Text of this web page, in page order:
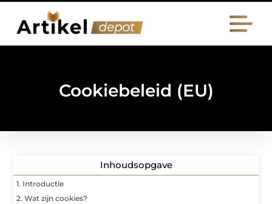
Cookiebeleid (EU)
Inhoudsopgave
1. Introductie
2. Wat zijn cookies?